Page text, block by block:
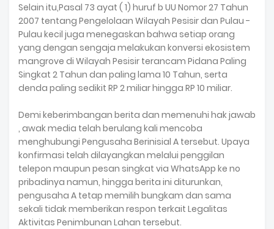
Selain itu,Pasal 73 ayat ( 1) huruf b UU Nomor 27 Tahun
2007 tentang Pengelolaan Wilayah Pesisir dan Pulau -
Pulau kecil juga menegaskan bahwa setiap orang
yang dengan sengaja melakukan konversi ekosistem
mangrove di Wilayah Pesisir terancam Pidana Paling
Singkat 2 Tahun dan paling lama 10 Tahun, serta
denda paling sedikit RP 2 miliar hingga RP 10 miliar.
Demi keberimbangan berita dan memenuhi hak jawab
, awak media telah berulang kali mencoba
menghubungi Pengusaha Berinisial A tersebut. Upaya
konfirmasi telah dilayangkan melalui penggilan
telepon maupun pesan singkat via WhatsApp ke no
pribadinya namun, hingga berita ini diturunkan,
pengusaha A tetap memilih bungkam dan sama
sekali tidak memberikan respon terkait Legalitas
Aktivitas Penimbunan Lahan tersebut.